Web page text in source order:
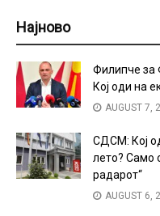
Најново
Филипче за
Кој оди на
AUGUST 7,
СДСМ: Кој
лето? Само
радарот“
AUGUST 6,